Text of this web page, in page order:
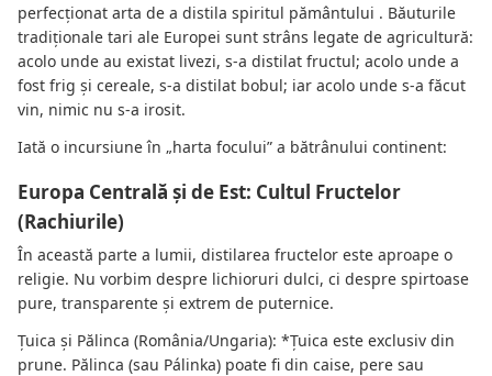
perfecționat arta de a distila spiritul pământului . Băuturile
tradiționale tari ale Europei sunt strâns legate de agricultură:
acolo unde au existat livezi, s-a distilat fructul; acolo unde a
fost frig și cereale, s-a distilat bobul; iar acolo unde s-a făcut
vin, nimic nu s-a irosit.
Iată o incursiune în „harta focului” a bătrânului continent:
Europa Centrală și de Est: Cultul Fructelor
(Rachiurile)
În această parte a lumii, distilarea fructelor este aproape o
religie. Nu vorbim despre lichioruri dulci, ci despre spirtoase
pure, transparente și extrem de puternice.
Țuica și Pălinca (România/Ungaria): *Țuica este exclusiv din
prune. Pălinca (sau Pálinka) poate fi din caise, pere sau